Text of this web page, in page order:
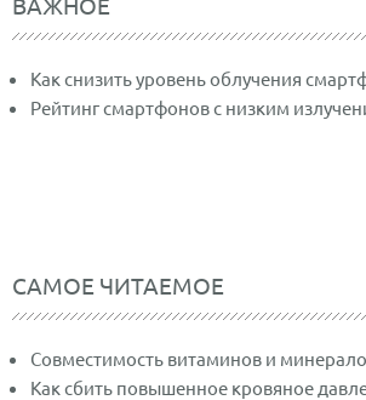
Как снизить уровень облучения
Рейтинг смартфонов с низким
САМОЕ ЧИТАЕМОЕ
Совместимость витаминов и
Как сбить повышенное кровяное